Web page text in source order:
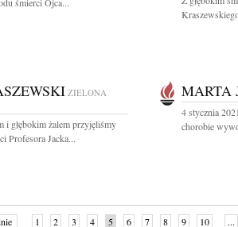
ZIELONA
i głębokim żalem przyjęliśmy
Profesora Jacka...
MARTA
4 stycznia
chorobie
1 2 3 4 5 6 7 8 9 10 ...